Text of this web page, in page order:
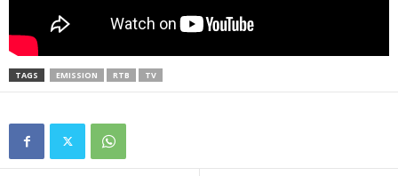
TAGS EMISSION RTB TV